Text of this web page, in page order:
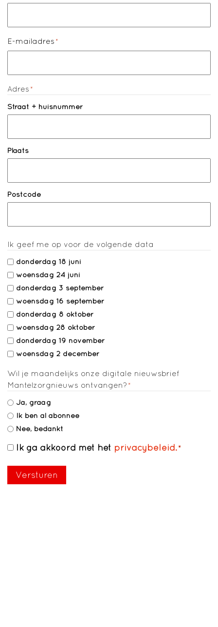
E-mailadres *
Adres *
Straat + huisnummer
Plaats
Postcode
Ik geef me op voor de volgende data
donderdag 18 juni
woensdag 24 juni
donderdag 3 september
woensdag 16 september
donderdag 8 oktober
woensdag 28 oktober
donderdag 19 november
woensdag 2 december
Wil je maandelijks onze digitale nieuwsbrief
Mantelzorgnieuws ontvangen? *
Ja, graag
Ik ben al abonnee
Nee, bedankt
Toestemming *
Ik ga akkoord met het privacybeleid. *
Versturen